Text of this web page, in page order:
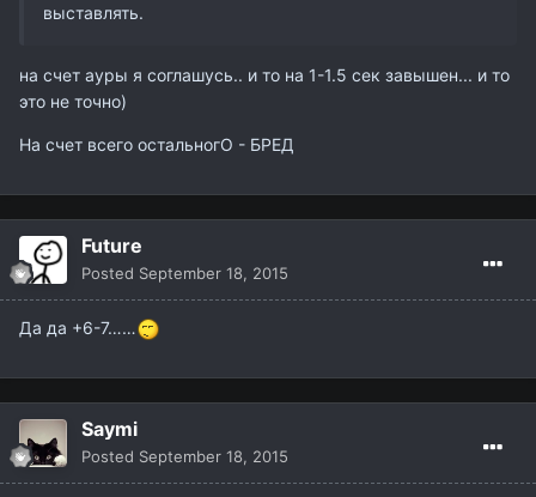
выставлять.
на счет ауры я соглашусь.. и то на 1-1.5 сек завышен... и то
это не точно)
На счет всего остальногО - БРЕД
Future
Posted September 18, 2015
Да да +6-7……
Saymi
Posted September 18, 2015